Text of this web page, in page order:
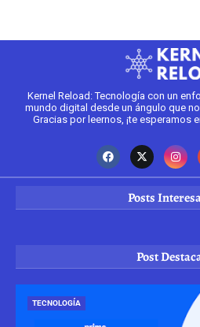
Kernel Reload: Tecnología con un
mundo digital desde un ángulo que
Gracias por leernos, ¡te esperamos
Posts
Post
TECNOLOGÍA